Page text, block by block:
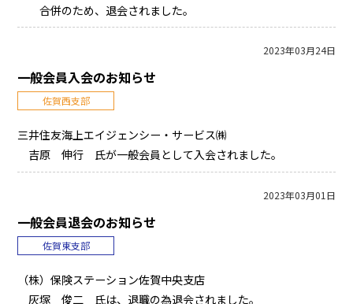
合併のため、退会されました。
2023年03月24日
一般会員入会のお知らせ
佐賀西支部
三井住友海上エイジェンシー・サービス㈱
吉原 伸行 氏が一般会員として入会されました。
2023年03月01日
一般会員退会のお知らせ
佐賀東支部
（株）保険ステーション佐賀中央支店
灰塚 俊二 氏は、退職の為退会されました。